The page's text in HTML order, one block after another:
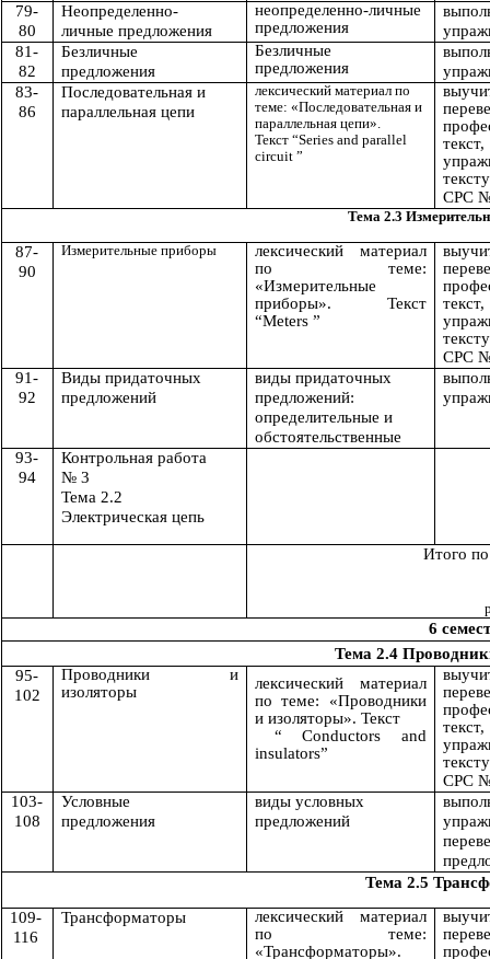
79-
80
Неопределенно-
личные предложения
неопределенно-личные
предложения
81-
82
Безличные
предложения
Безличные
предложения
83-
86
Последовательная и
параллельная цепи
лексический материал по
теме: «Последовательная и
параллельная цепи».
Текст “Series and parallel
circuit ”
тексту
СРС
Тема 2.3
87-
90
Измерительные приборы
лексический материал
по теме:
«Измерительные
приборы». Текст
“Meters ”
тексту
СРС
91-
92
Виды придаточных
предложений
виды придаточных
предложений:
определительные и
обстоятельственные
93-
94
Контрольная работа
№ 3
Тема 2.2
Электрическая цепь
Итого по
6
Тема 2.4
95-
102
Проводники и
изоляторы
лексический материал
по теме: «Проводники
и изоляторы». Текст
“ Conductors and
insulators”
тексту
СРС
103-
108
Условные
предложения
виды условных
предложений
Тема 2.5
109-
116
Трансформаторы
лексический материал
по теме:
«Трансформаторы».